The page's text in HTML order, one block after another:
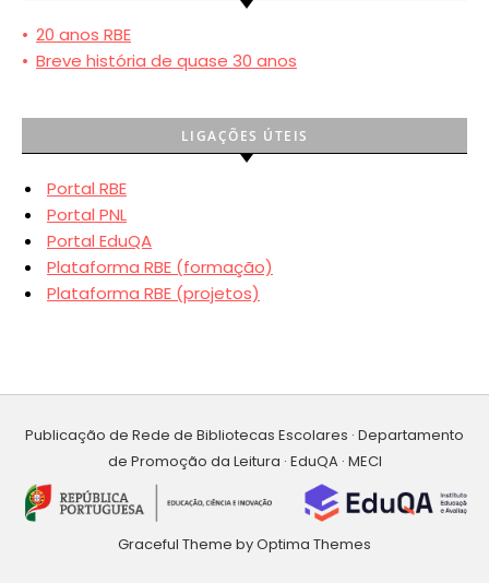
• 20 anos RBE
• Breve história de quase 30 anos
LIGAÇÕES ÚTEIS
Portal RBE
Portal PNL
Portal EduQA
Plataforma RBE (formação)
Plataforma RBE (projetos)
Publicação de Rede de Bibliotecas Escolares · Departamento
de Promoção da Leitura · EduQA · MECI
Graceful Theme byOptima Themes